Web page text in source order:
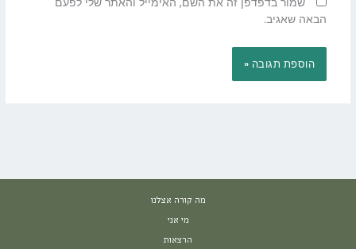
שמור בדפדפן זה את השם, האימייל והאתר שלי לפעם
הבאה שאגיב.
מה קורה אצלנו
מי אני
הרצאות